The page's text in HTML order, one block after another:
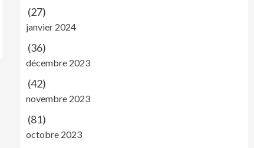
(27)
janvier 2024
(36)
décembre 2023
(42)
novembre 2023
(81)
octobre 2023